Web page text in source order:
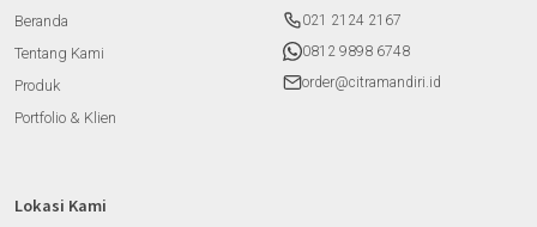
Beranda
Tentang Kami
Produk
Portfolio & Klien
021 2124 2167
0812 9898 6748
order@citramandiri.id
Lokasi Kami